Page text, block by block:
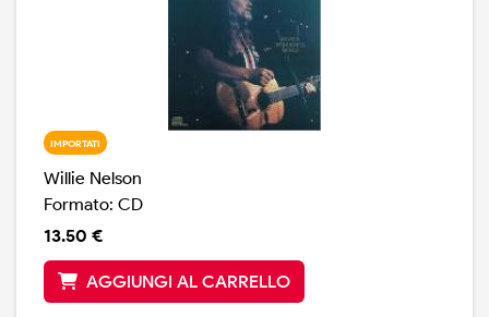
IMPORTATI
Willie Nelson
Formato: CD
13.50 €
AGGIUNGI AL CARRELLO